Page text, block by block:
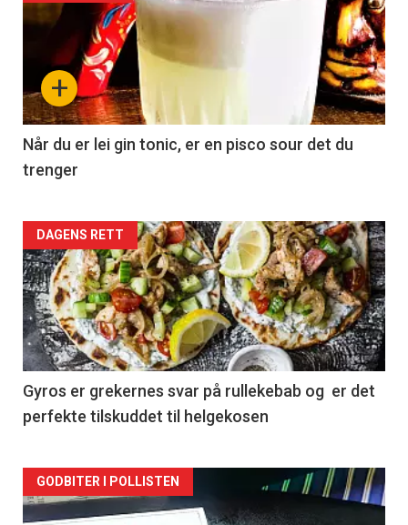
+
Når du er lei gin tonic, er en pisco sour det du
trenger
Forsiden
akkurat
nå
-
2
DAGENS RETT
Gyros er grekernes svar på rullekebab og er det
perfekte tilskuddet til helgekosen
Forsiden
GODBITER I POLLISTEN